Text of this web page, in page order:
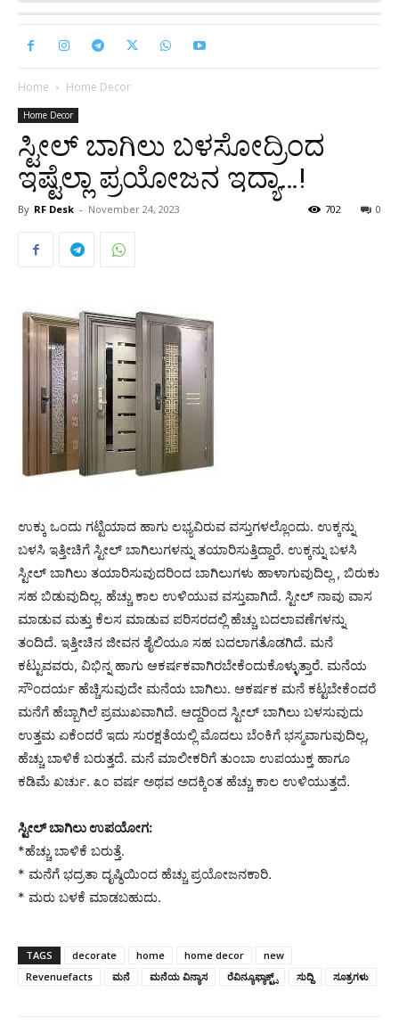
Home Home Decor
Home Decor
ಸ್ಟೀಲ್ ಬಾಗಿಲು ಬಳಸೋದ್ರಿಂದ
ಇಷ್ಟೆಲ್ಲಾ ಪ್ರಯೋಜನ ಇದ್ಯಾ…!
By RF Desk - November 24, 2023 0
702
ಉಕ್ಕು ಒಂದು ಗಟ್ಟಿಯಾದ ಹಾಗು ಲಭ್ಯವಿರುವ ವಸ್ತುಗಳಲ್ಲೊಂದು. ಉಕ್ಕನ್ನು
ಬಳಸಿ ಇತ್ತೀಚಿಗೆ ಸ್ಟೀಲ್ ಬಾಗಿಲುಗಳನ್ನು ತಯಾರಿಸುತ್ತಿದ್ದಾರೆ. ಉಕ್ಕನ್ನು ಬಳಸಿ
ಸ್ಟೀಲ್ ಬಾಗಿಲು ತಯಾರಿಸುವುದರಿಂದ ಬಾಗಿಲುಗಳು ಹಾಳಾಗುವುದಿಲ್ಲ , ಬಿರುಕು
ಸಹ ಬಿಡುವುದಿಲ್ಲ. ಹೆಚ್ಚು ಕಾಲ ಉಳಿಯುವ ವಸ್ತುವಾಗಿದೆ. ಸ್ಟೀಲ್ ನಾವು ವಾಸ
ಮಾಡುವ ಮತ್ತು ಕೆಲಸ ಮಾಡುವ ಪರಿಸರದಲ್ಲಿ ಹೆಚ್ಚು ಬದಲಾವಣೆಗಳನ್ನು
ತಂದಿದೆ. ಇತ್ತೀಚಿನ ಜೀವನ ಶೈಲಿಯೂ ಸಹ ಬದಲಾಗತೊಡಗಿದೆ. ಮನೆ
ಕಟ್ಟುವವರು, ವಿಭಿನ್ನ ಹಾಗು ಆಕರ್ಷಕವಾಗಿರಬೇಕೆಂದುಕೊಳ್ಳುತ್ತಾರೆ. ಮನೆಯ
ಸೌಂದರ್ಯ ಹೆಚ್ಚಿಸುವುದೇ ಮನೆಯ ಬಾಗಿಲು. ಆಕರ್ಷಕ ಮನೆ ಕಟ್ಟಬೇಕೆಂದರೆ
ಮನೆಗೆ ಹೆಬ್ಬಾಗಿಲೆ ಪ್ರಮುಖವಾಗಿದೆ. ಆದ್ದರಿಂದ ಸ್ಟೀಲ್ ಬಾಗಿಲು ಬಳಸುವುದು
ಉತ್ತಮ ಏಕೆಂದರೆ ಇದು ಸುರಕ್ಷತೆಯಲ್ಲಿ ಮೊದಲು ಬೆಂಕಿಗೆ ಭಸ್ಮವಾಗುವುದಿಲ್ಲ,
ಹೆಚ್ಚು ಬಾಳಿಕೆ ಬರುತ್ತದೆ. ಮನೆ ಮಾಲೀಕರಿಗೆ ತುಂಬಾ ಉಪಯುಕ್ತ ಹಾಗೂ
ಕಡಿಮೆ ಖರ್ಚು. ೩೦ ವರ್ಷ ಅಥವ ಅದಕ್ಕಿಂತ ಹೆಚ್ಚು ಕಾಲ ಉಳಿಯುತ್ತದೆ.
ಸ್ಟೀಲ್ ಬಾಗಿಲು ಉಪಯೋಗ:
*ಹೆಚ್ಚು ಬಾಳಿಕೆ ಬರುತ್ತೆ.
* ಮನೆಗೆ ಭದ್ರತಾ ದೃಷ್ಠಿಯಿಂದ ಹೆಚ್ಚು ಪ್ರಯೋಜನಕಾರಿ.
* ಮರು ಬಳಕೆ ಮಾಡಬಹುದು.
TAGS decorate home home decor
new
Revenuefacts
ಮನೆ ಮನೆಯ ವಿನ್ಯಾಸ ರೆವಿನ್ಯೂಫ್ಯಾಕ್ಟ್ಸ್ ಸುದ್ದಿ ಸೂತ್ರಗಳು